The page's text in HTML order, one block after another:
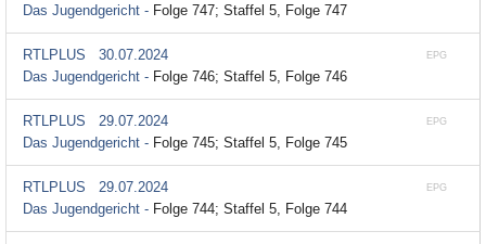
Das Jugendgericht - Folge 747; Staffel 5, Folge 747
EPG
RTLPLUS
30.07.2024
Das Jugendgericht - Folge 746; Staffel 5, Folge 746
EPG
RTLPLUS
29.07.2024
Das Jugendgericht - Folge 745; Staffel 5, Folge 745
EPG
RTLPLUS
29.07.2024
Das Jugendgericht - Folge 744; Staffel 5, Folge 744